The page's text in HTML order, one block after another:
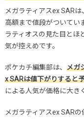
メガラティアスex SAR
高額まで値段がついてい
ラティオスの見た目とほ
気が控えめです。
ポケカチ編集部は、 メガ
x SARは値下がりすると
による人気が価格に大き
メガラティアスex SAR